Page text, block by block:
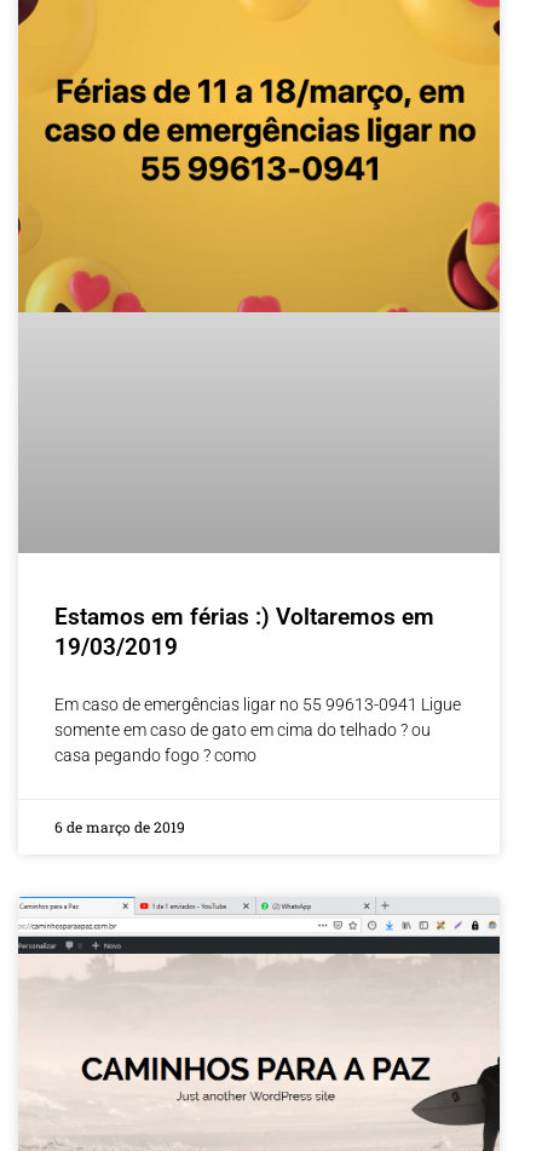
Estamos em férias :) Voltaremos em
19/03/2019
Em caso de emergências ligar no 55 99613-0941 Ligue
somente em caso de gato em cima do telhado ? ou
casa pegando fogo ? como
6 de março de 2019